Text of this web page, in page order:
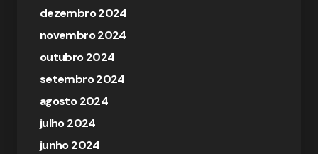
dezembro 2024
novembro 2024
outubro 2024
setembro 2024
agosto 2024
julho 2024
junho 2024